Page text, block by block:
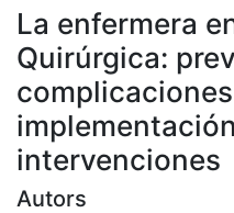
La enfermera
Quirúrgica:
intervenciones
Autors